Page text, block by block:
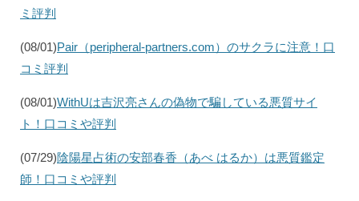
ミ評判
(08/01)Pair（peripheral-partners.com）のサクラに注意！口
コミ評判
(08/01)WithUは吉沢亮さんの偽物で騙している悪質サイ
ト！口コミや評判
(07/29)陰陽星占術の安部春香（あべ はるか）は悪質鑑定
師！口コミや評判